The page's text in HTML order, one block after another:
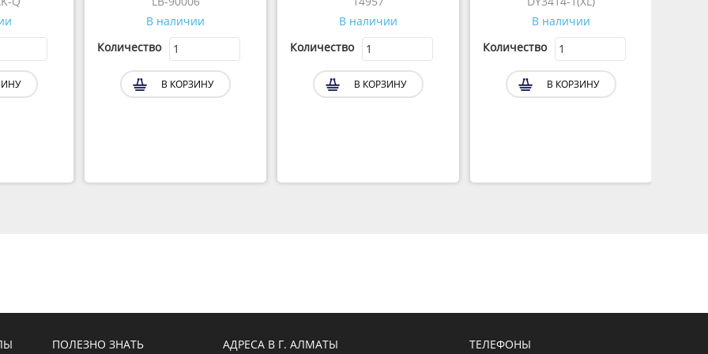
В наличии
Количество
В КОРЗИНУ
В наличии
Количество
В КОРЗИНУ
В наличии
Количество
В КОРЗИНУ
ПОЛЕЗНО ЗНАТЬ АДРЕСА В Г. АЛМАТЫ ТЕЛЕФОНЫ